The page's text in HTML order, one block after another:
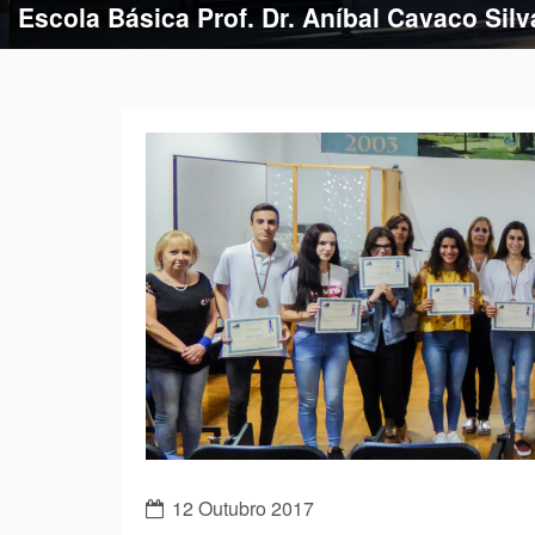
Escola Básica Prof. Dr. Aníbal Cavaco
12 Outubro 2017